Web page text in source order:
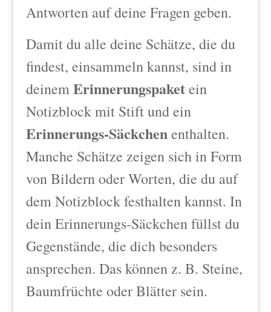
Antworten auf deine Fragen geben.
Damit du alle deine Schätze, die du
findest, einsammeln kannst, sind in
deinemErinnerungspaketein
Notizblock mit Stift und ein
Erinnerungs-Säckchenenthalten.
Manche Schätze zeigen sich in Form
von Bildern oder Worten, die du auf
dem Notizblock festhalten kannst. In
dein Erinnerungs-Säckchen füllst du
Gegenstände, die dich besonders
ansprechen. Das können z. B. Steine,
Baumfrüchte oder Blätter sein.